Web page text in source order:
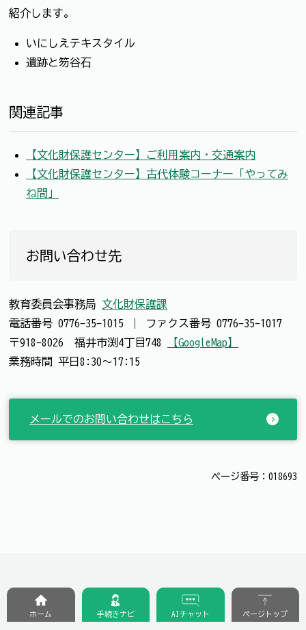
紹介します。
いにしえテキスタイル
遺跡と笏谷石
関連記事
【文化財保護センター】ご利用案内・交通案内
【文化財保護センター】古代体験コーナー「やってみ
ね間」
お問い合わせ先
教育委員会事務局 文化財保護課
電話番号 0776-35-1015 ファクス番号 0776-35-1017
〒918-8026 福井市渕4丁目748
【GoogleMap】
業務時間 平日8:30～17:15
メールでのお問い合わせはこちら
ページ番号：018693
ホーム 手続きナビ AIチャット ページトップ